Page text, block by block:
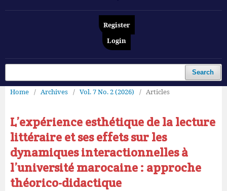
Register
Login
Search
Home / Archives / Vol. 7 No. 2 (2026) / Articles
L’expérience esthétique de la lecture
littéraire et ses effets sur les
dynamiques interactionnelles à
l’université marocaine : approche
théorico-didactique